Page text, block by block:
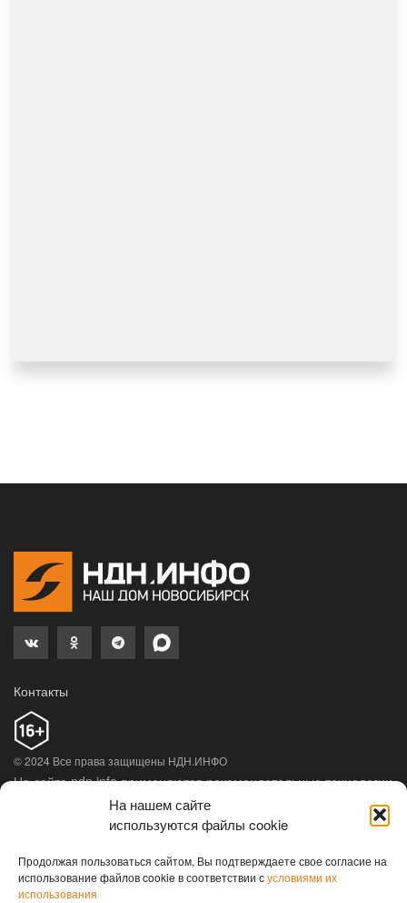
На нашем сайте
используются файлы cookie
Продолжая пользоваться сайтом, Вы подтверждаете свое согласие на
использование файлов cookie в соответствии сусловиями их
использования
Контакты
© 2024 Все права защищены НДН.ИНФО
На сайте ndn.info применяются рекомендательные технологии
(информационные технологии предоставления информации
на основе сбора, систематизации и анализа сведений,
«Интернет», находящихся на территории Российской
Федерации).Подробная информация